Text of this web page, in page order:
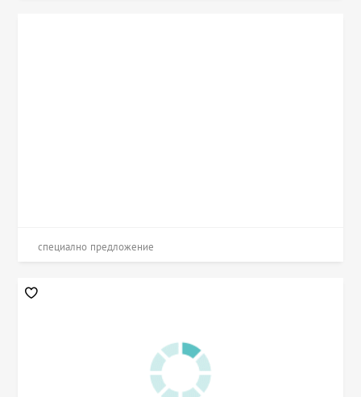
специално предложение